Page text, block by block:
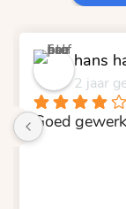
hans
2 jaar
Goed